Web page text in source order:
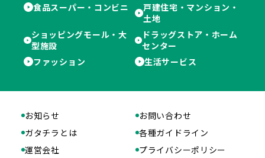
食品スーパー・コンビニ
戸建住宅・マンション・
土地
ショッピングモール・大
型施設
ドラッグストア・ホーム
センター
ファッション
生活サービス
お知らせ
お問い合わせ
ガタチラとは
各種ガイドライン
運営会社
プライバシーポリシー